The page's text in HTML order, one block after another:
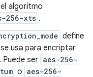
algoritmo
256-xts .
define
usa para encriptar
Puede ser aes-256-
o aes-256-